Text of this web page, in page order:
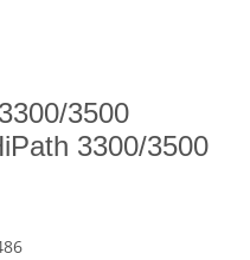
3500
3300/3500